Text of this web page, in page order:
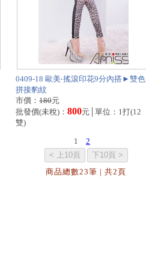
0409-18 歐美‧搖滾印花9分內搭►雙色
拼接豹紋
市價： 180元
批發價(未稅)： 800元│單位：1打(12
雙)
1 2
商品總數23筆 | 共2頁